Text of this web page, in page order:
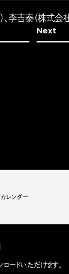
Next
李吉泰（株式会社
レンダー
ードいただけます。